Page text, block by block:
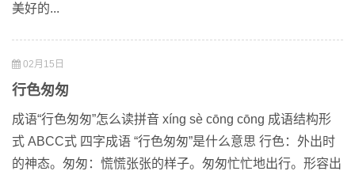
美好的...
02月15日
行色匆匆
成语“行色匆匆”怎么读拼音 xíng sè cōng cōng 成语结构形
式 ABCC式 四字成语 “行色匆匆”是什么意思 行色：外出时
的神态。匆匆：慌慌张张的样子。匆匆忙忙地出行。形容出